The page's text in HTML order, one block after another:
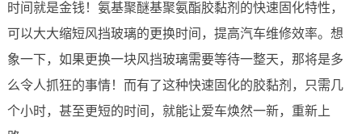
时间就是金钱！氨基聚醚基聚氨酯胶黏剂的快速固化特性，
可以大大缩短风挡玻璃的更换时间，提高汽车维修效率。想
象一下，如果更换一块风挡玻璃需要等待一整天，那将是多
么令人抓狂的事情！而有了这种快速固化的胶黏剂，只需几
个小时，甚至更短的时间，就能让爱车焕然一新，重新上